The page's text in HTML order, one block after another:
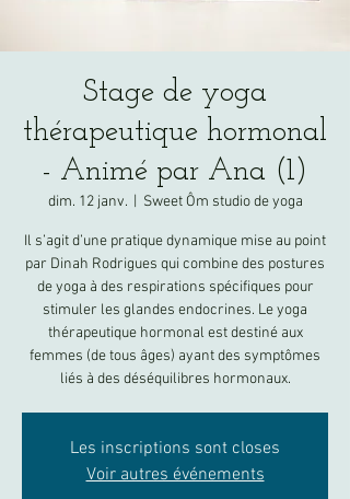
Stage de yoga
thérapeutique hormonal
- Animé par Ana (1)
dim. 12 janv.
  |
Sweet Ôm studio de yoga
Il s’agit d’une pratique dynamique mise au point
par Dinah Rodrigues qui combine des postures
de yoga à des respirations spécifiques pour
stimuler les glandes endocrines. Le yoga
thérapeutique hormonal est destiné aux
femmes (de tous âges) ayant des symptômes
liés à des déséquilibres hormonaux.
Les inscriptions sont closes
Voir autres événements